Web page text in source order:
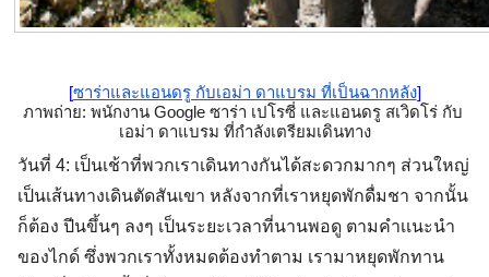
[ซาร่าและแอนดรู กับเอม่า ดาแบรม ที่เป็นฉากหลัง]
ภาพถ่าย: พนักงาน Google ซาร่า เปโรซี่ และแอนดรู สเวิดโร่ กับ
เอม่า ดาแบรม ที่กำลังเตรียมเดินทาง
วันที่ 4: เป็นเช้าที่พวกเราเดินทางกันได้สะดวกมากๆ ส่วนใหญ่
เป็นเส้นทางเดินตัดสันเขา หลังจากที่เราหยุดพักดื่มชา จากนั้น
ก็ต้อง ปีนขึ้นๆ ลงๆ เป็นระยะเวลาที่นานพอดู ตามคำเเนะนำ
ของไกด์ ซึ่งพวกเราทั้งหมดต้องทำตาม เรามาหยุดพักทาน